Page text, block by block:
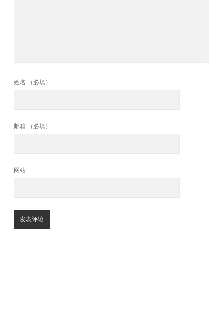
姓名 （必填）
邮箱 （必填）
网站